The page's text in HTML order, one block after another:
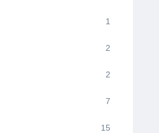
1
2
2
7
15